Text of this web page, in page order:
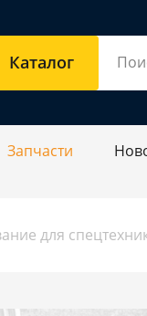
Каталог
Запчасти
для